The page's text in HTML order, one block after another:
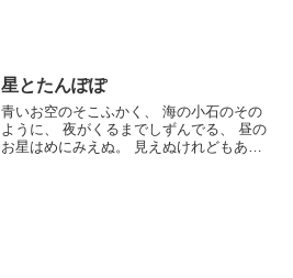
星とたんぽぽ
青いお空のそこふかく、 海の小石のその
ように、 夜がくるまでしずんでる、 昼の
お星はめにみえぬ。 見えぬけれどもある